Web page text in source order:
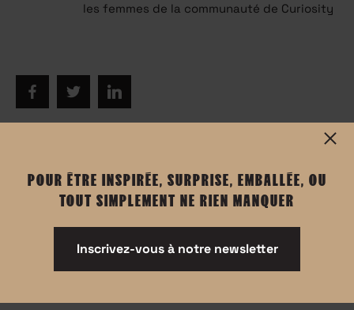
les femmes de la communauté de Curiosity
Informations
Événement réservé aux femmes
POUR ÊTRE INSPIRÉE, SURPRISE, EMBALLÉE, OU
TOUT SIMPLEMENT NE RIEN MANQUER
Inscrivez-vous à notre newsletter